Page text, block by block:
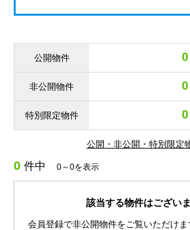
公開物件 0
非公開物件 0
特別限定物件 0
公開・非公開・特別限定
0 件中 0～0を表示
該当する物件はございま
会員登録で非公開物件をご覧いただけま